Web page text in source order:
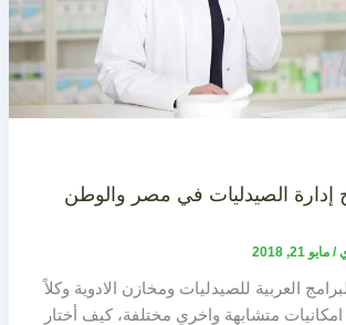
إدارة الصيدليات في مصر والوطن
/ مايو 21, 2018
العربية للصيدليات ومخازن الادوية وكلاً
متشابهة واخري مختلفة، كيف أختار